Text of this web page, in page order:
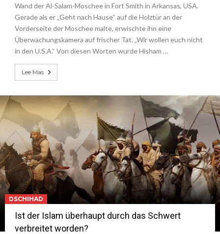
Wand der Al-Salam-Moschee in Fort Smith in Arkansas, USA.
Gerade als er „Geht nach Hause“ auf die Holztür an der
Vorderseite der Moschee malte, erwischte ihn eine
Überwachungskamera auf frischer Tat. „Wir wollen euch nicht
in den U.S.A.“ Von diesen Worten wurde Hisham …
Lee Mas
DSCHIHAD
Ist der Islam überhaupt durch das Schwert
verbreitet worden?